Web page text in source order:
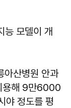
능 모델이 개
아산병원 안과
용해 9만6000
야 정도를 평